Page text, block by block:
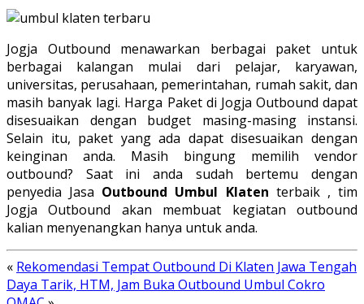
Jogja Outbound menawarkan berbagai paket untuk
berbagai kalangan mulai dari pelajar, karyawan,
universitas, perusahaan, pemerintahan, rumah sakit, dan
masih banyak lagi. Harga Paket di Jogja Outbound dapat
disesuaikan dengan budget masing-masing instansi.
Selain itu, paket yang ada dapat disesuaikan dengan
keinginan anda. Masih bingung memilih vendor
outbound? Saat ini anda sudah bertemu dengan
penyedia Jasa Outbound Umbul Klaten terbaik , tim
Jogja Outbound akan membuat kegiatan outbound
kalian menyenangkan hanya untuk anda.
« Rekomendasi Tempat Outbound Di Klaten Jawa Tengah
Daya Tarik, HTM, Jam Buka Outbound Umbul Cokro